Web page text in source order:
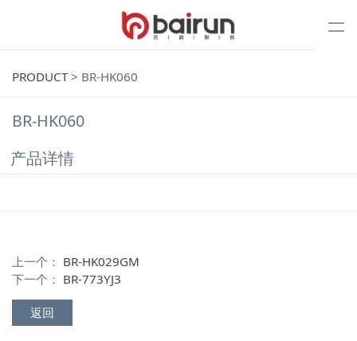
PRODUCT> BR-HK060
BR-HK060
产品详情
上一个： BR-HK029GM
下一个： BR-773YJ3
返回